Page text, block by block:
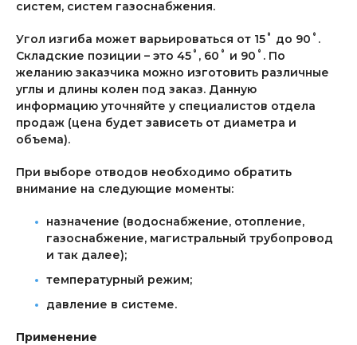
систем, систем газоснабжения.
Угол изгиба может варьироваться от 15˚ до 90˚.
Складские позиции – это 45˚, 60˚ и 90˚. По
желанию заказчика можно изготовить различные
углы и длины колен под заказ. Данную
информацию уточняйте у специалистов отдела
продаж (цена будет зависеть от диаметра и
объема).
При выборе отводов необходимо обратить
внимание на следующие моменты:
назначение (водоснабжение, отопление,
газоснабжение, магистральный трубопровод
и так далее);
температурный режим;
давление в системе.
Применение